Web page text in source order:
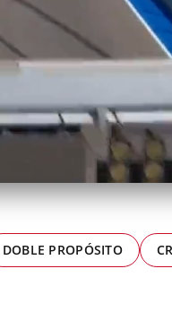
DOBLE PROPÓSITO